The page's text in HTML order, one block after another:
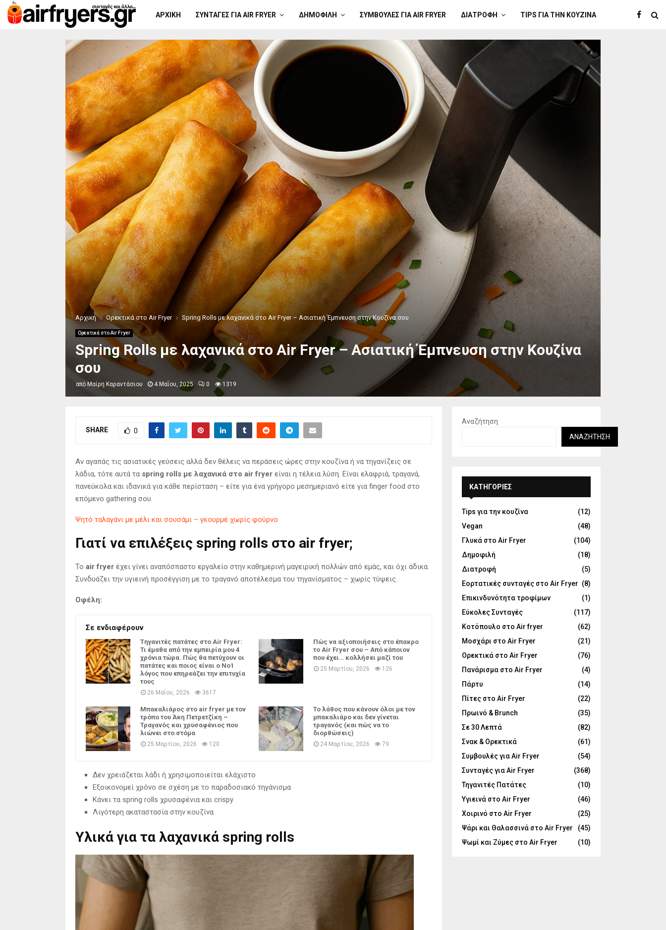
ΑΡΧΙΚΉ ΣΥΝΤΑΓΈΣ ΓΙΑ AIR FRYER ΔΗΜΟΦΙΛΉ ΣΥΜΒΟΥΛΈΣ ΓΙΑ AIR FRYER ΔΙΑΤΡΟΦΉ TIPS ΓΙΑ ΤΗΝ ΚΟΥΖΊΝΑ
Αρχική Ορεκτικά στο Air Fryer Spring Rolls με λαχανικά στο Air Fryer – Ασιατική Έμπνευση στην Κουζίνα σου
Ορεκτικά στο Air Fryer
Spring Rolls με λαχανικά στο Air Fryer – Ασιατική Έμπνευση στην Κουζίνα
σου
από Μαίρη Καραντάσιου 4 Μαΐου, 2025 0 1319
SHARE 0
Αν αγαπάς τις ασιατικές γεύσεις αλλά δεν θέλεις να περάσεις ώρες στην κουζίνα ή να τηγανίζεις σε
λάδια, τότε αυτά τα spring rolls με λαχανικά στο air fryer είναι η τέλεια λύση. Είναι ελαφριά, τραγανά,
πανεύκολα και ιδανικά για κάθε περίσταση – είτε για ένα γρήγορο μεσημεριανό είτε για finger food στο
επόμενο gathering σου.
Ψητό ταλαγάνι με μέλι και σουσάμι – γκουρμέ χωρίς φούρνο
Γιατί να επιλέξεις spring rolls στο air fryer;
Το air fryer έχει γίνει αναπόσπαστο εργαλείο στην καθημερινή μαγειρική πολλών από εμάς, και όχι άδικα.
Συνδυάζει την υγιεινή προσέγγιση με το τραγανό αποτέλεσμα του τηγανίσματος – χωρίς τύψεις.
Οφέλη:
Σε ενδιαφέρουν
Tηγανιτές πατάτες στο Air Fryer:
Τι έμαθα από την εμπειρία μου 4
χρόνια τώρα. Πώς θα πετύχουν οι
πατάτες και ποιος είναι ο Νο1
λόγος που επηρεάζει την επιτυχία
τους
26 Μαΐου, 2026 3617
Πώς να αξιοποιήσεις στο έπακρο
το Air Fryer σου – Από κάποιον
που έχει… κολλήσει μαζί του
25 Μαρτίου, 2026 126
Μπακαλιάρος στο air fryer με τον
τρόπο του Άκη Πετρετζίκη –
Τραγανός και χρυσαφένιος που
λιώνει στο στόμα
25 Μαρτίου, 2026 120
Το λάθος που κάνουν όλοι με τον
μπακαλιάρο και δεν γίνεται
τραγανός (και πώς να το
διορθώσεις)
24 Μαρτίου, 2026 79
Δεν χρειάζεται λάδι ή χρησιμοποιείται ελάχιστο
Εξοικονομεί χρόνο σε σχέση με το παραδοσιακό τηγάνισμα
Κάνει τα spring rolls χρυσαφένια και crispy
Λιγότερη ακαταστασία στην κουζίνα
Υλικά για τα λαχανικά spring rolls
Αναζήτηση
ΑΝΑΖΉΤΗΣΗ
KΑΤΗΓΟΡΊΕΣ
Tips για την κουζίνα
(12)
Vegan
(48)
Γλυκά στο Air Fryer
(104)
Δημοφιλή
(18)
Διατροφή
(5)
Εορτατικές συνταγές στο Air Fryer (8)
Επικινδυνότητα τροφίμων
(1)
Εύκολες Συνταγές
(117)
Κοτόπουλο στο Air fryer
(62)
Μοσχάρι στο Air Fryer
(21)
Ορεκτικά στο Air Fryer
(76)
Πανάρισμα στο Air Fryer
(4)
Πάρτυ
(14)
Πίτες στο Air Fryer
(22)
Πρωινό & Brunch
(35)
Σε 30 Λεπτά
(82)
Σνακ & Ορεκτικά
(61)
Συμβουλές για Air Fryer
(54)
Συνταγές για Air Fryer
(368)
Τηγανιτές Πατάτες
(10)
Υγιεινά στο Air Fryer
(46)
Χοιρινό στο Air Fryer
(25)
Ψάρι και Θαλασσινά στο Air Fryer
(45)
Ψωμί και Ζύμες στο Air Fryer
(10)